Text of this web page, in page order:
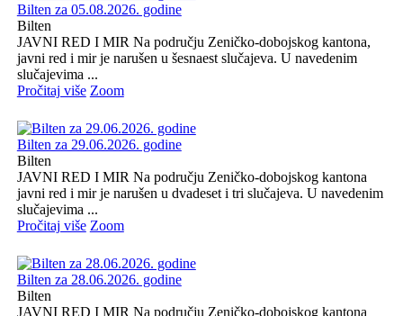
Bilten za 05.08.2026. godine
Bilten
JAVNI RED I MIR Na području Zeničko-dobojskog kantona,
javni red i mir je narušen u šesnaest slučajeva. U navedenim
slučajevima ...
Pročitaj više Zoom
Bilten za 29.06.2026. godine
Bilten
JAVNI RED I MIR Na području Zeničko-dobojskog kantona
javni red i mir je narušen u dvadeset i tri slučajeva. U navedenim
slučajevima ...
Pročitaj više Zoom
Bilten za 28.06.2026. godine
Bilten
JAVNI RED I MIR Na području Zeničko-dobojskog kantona